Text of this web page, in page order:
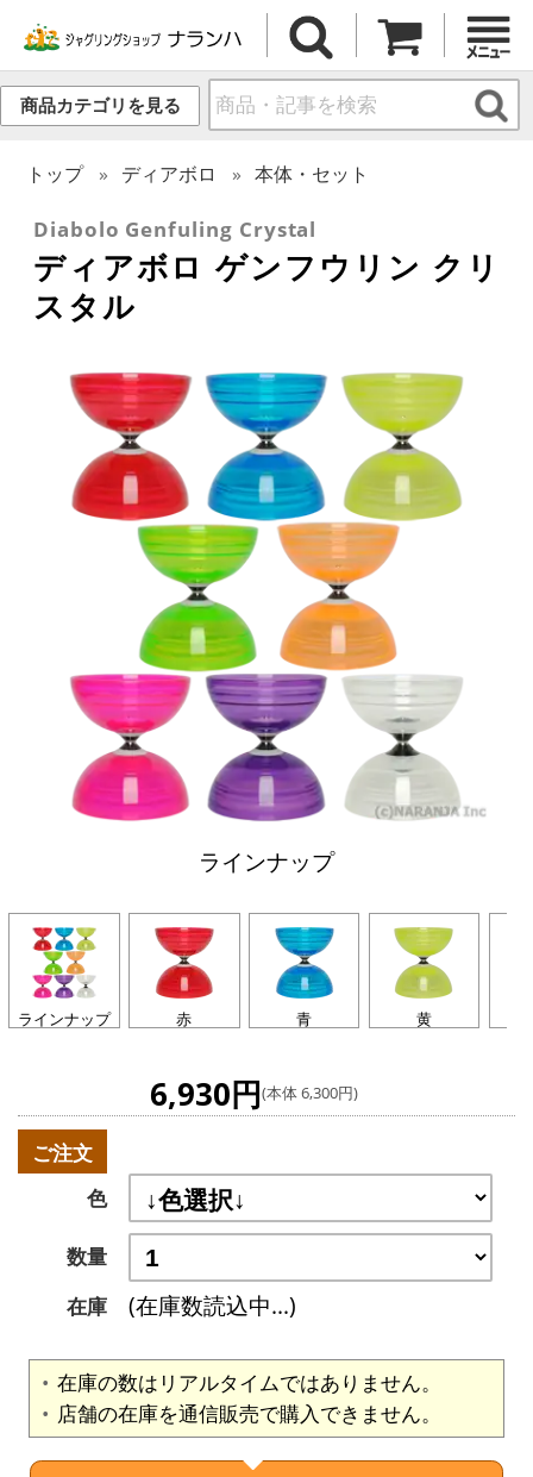
商品カテゴリを見る
トップ ディアボロ 本体・セット
Diabolo Genfuling Crystal
ディアボロ ゲンフウリン クリ
スタル
ラインナップ
ラインナップ 赤 青 黄
6,930円(本体 6,300円)
ご注文
色
数量
在庫
(在庫数読込中...)
在庫の数はリアルタイムではありません。
店舗の在庫を通信販売で購入できません。